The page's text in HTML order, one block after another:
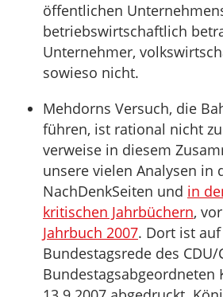
öffentlichen
betriebswirtschaftlich
Unternehmer,
sowieso nicht.
Mehdorns Versuch, die
führen, ist rational nicht
verweise in diesem
unsere vielen Analysen in
NachDenkSeiten und in
kritischen Jahrbüchern,
Jahrbuch 2007. Dort ist
Bundestagsrede des CDU/
Bundestagsabgeordneten